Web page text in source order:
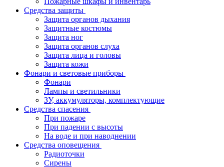
Средства защиты
Защита органов дыхания
Защитные костюмы
Защита ног
Защита органов слуха
Защита лица и головы
Защита кожи
Фонари и световые приборы
Фонари
Лампы и светильники
ЗУ, аккумуляторы, комплектующие
Средства спасения
При пожаре
При падении с высоты
На воде и при наводнении
Средства оповещения
Радиоточки
Сирены